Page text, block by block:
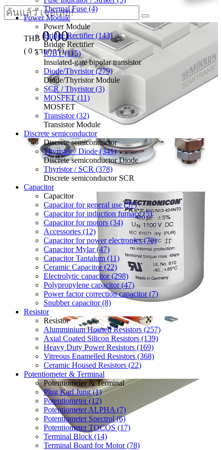
THB 0.00
( 0 รายการ)
Thermal Fuse (4)
Power Module
Power Module
Bridge Rectifier (143)
Bridge Rectifier
IGBT (115)
Insulated-gate bipolar transistor
Diode/Thyristor (279)
Diode/Thyristor Module
SCR / Thyristor (3)
MOSFET (11)
MOSFET
Transistor (32)
Transistor Module
Discrete semiconductor
Discrete semiconductor
Thyristor / Diode (341)
Discrete semiconductor Diode
Thyristor / SCR (378)
Discrete semiconductor SCR
Capacitor
Capacitor
Capacitor for general use (57)
Capacitor for induction furnace (5)
Capacitor for motors (34)
Accessories (12)
Capacitor for power electronics (70)
Capacitor Mylar (47)
Capacitor Tantalum (11)
Ceramic Capacitor (22)
Electrolytic capacitor (298)
Polypropylene capacitor (47)
Power factor correction capacitor (7)
Snubber capacitor (8)
Resistor
Resistor
Alumminium Housed Resistors (257)
Axial Coated Silicon Resistors (139)
Heavy Duty Power Resistors (169)
Vitreous Enamelled Resistors (368)
Ceramic Housed Resistors (22)
Potentiometer & Terminal
Potentiometer & Terminal
Plug Karl Jung (1)
Potentiometer (12)
Potentiometer ALPHA (7)
Potentiometer Spectrol (6)
Potentiometer TOCOS (17)
Terminal Block (14)
Terminal Board for Motor (78)